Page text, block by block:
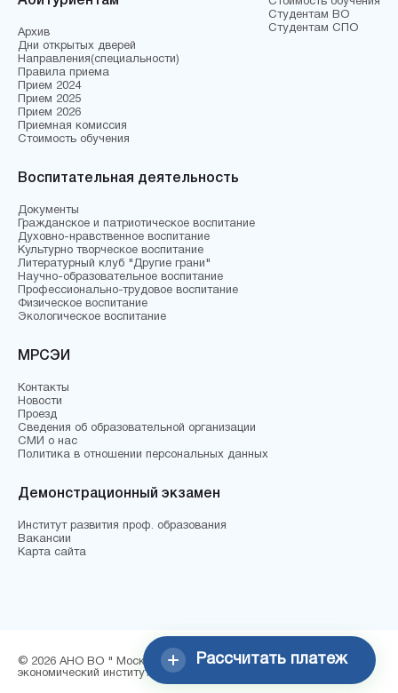
Рассчитать платеж
Архив
Дни открытых дверей
Направления(специальности)
Правила приема
Прием 2024
Прием 2025
Прием 2026
Приемная комиссия
Стоимость обучения
Студентам ВО
Студентам СПО
Воспитательная деятельность
Документы
Гражданское и патриотическое воспитание
Духовно-нравственное воспитание
Культурно творческое воспитание
Литературный клуб "Другие грани"
Научно-образовательное воспитание
Профессионально-трудовое воспитание
Физическое воспитание
Экологическое воспитание
МРСЭИ
Контакты
Новости
Проезд
Сведения об образовательной организации
СМИ о нас
Политика в отношении персональных данных
Демонстрационный экзамен
Институт развития проф. образования
Вакансии
Карта сайта
© 2026 АНО ВО " Московский региональный социально-
экономический институт"